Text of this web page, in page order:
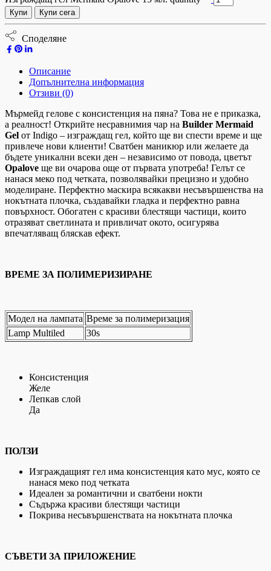
Купи Купи сега
Споделяне
Описание
Допълнителна информация
Отзиви (0)
Мърмейд гелове с консистенция на пяна? Това не е приказка,
а реалност! Открийте несравнимия чар на Builder Mermaid
Gel от Indigo – изграждащ гел, който ще ви спести време и ще
привлече нови клиенти! Сватбен маникюр или желаете да
бъдете уникални всеки ден – независимо от повода, цветът
Opalove ще ви очарова още от първата употреба! Гелът се
нанася меко под четката, позволявайки прецизно и удобно
моделиране. Перфектно маскира всякакви несъвършенства на
нокътната плочка, създавайки гладка и перфектно равна
повърхност. Обогатен с красиви блестящи частици, които
отразяват светлината и привличат окото, осигурява
впечатляващ бляскав ефект.
ВРЕМЕ ЗА ПОЛИМЕРИЗИРАНЕ
Модел на лампата Време за полимеризация
Lamp Multiled
30s
Консистенция
Желе
Лепкав слой
Да
ПОЛЗИ
Изграждащият гел има консистенция като мус, която се
нанася меко под четката
Идеален за романтични и сватбени нокти
Съдържа красиви блестящи частици
Покрива несъвършенствата на нокътната плочка
СЪВЕТИ ЗА ПРИЛОЖЕНИЕ